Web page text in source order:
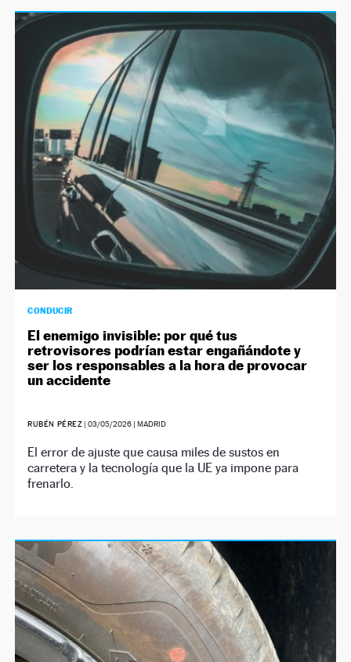
CONDUCIR
El enemigo invisible: por qué tus
retrovisores podrían estar engañándote y
ser los responsables a la hora de provocar
un accidente
RUBÉN PÉREZ |03/05/2026 | MADRID
El error de ajuste que causa miles de sustos en
carretera y la tecnología que la UE ya impone para
frenarlo.